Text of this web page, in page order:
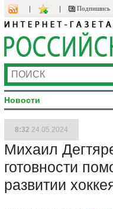
Подпишись
Новости
8:32 24.05.2024
Михаил
готовности
развитии